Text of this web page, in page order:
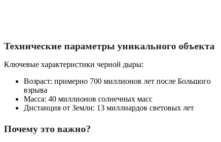
Технические параметры уникального объекта
Ключевые характеристики черной дыры:
Возраст: примерно 700 миллионов лет после Большого
взрыва
Масса: 40 миллионов солнечных масс
Дистанция от Земли: 13 миллиардов световых лет
Почему это важно?